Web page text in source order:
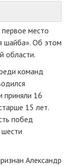
место
шайба». Об этом
области.
команд
приняли 16
15 лет.
побед
Александр